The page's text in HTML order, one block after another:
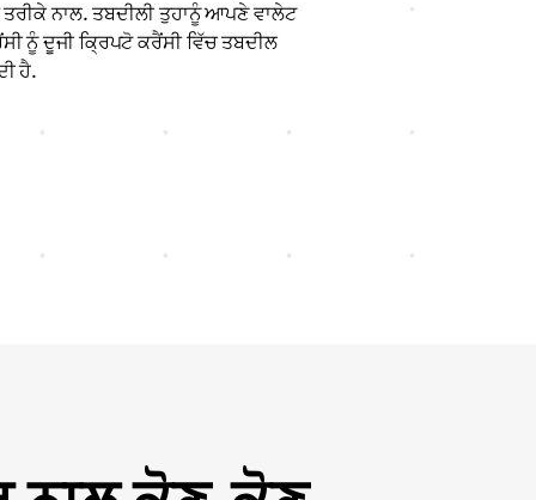
ਨਾਲ. ਤਬਦੀਲੀ ਤੁਹਾਨੂੰ ਆਪਣੇ ਵਾਲੇਟ
ਨੂੰ ਦੂਜੀ ਕ੍ਰਿਪਟੋ ਕਰੈਂਸੀ ਵਿੱਚ ਤਬਦੀਲ
ਹੈ.